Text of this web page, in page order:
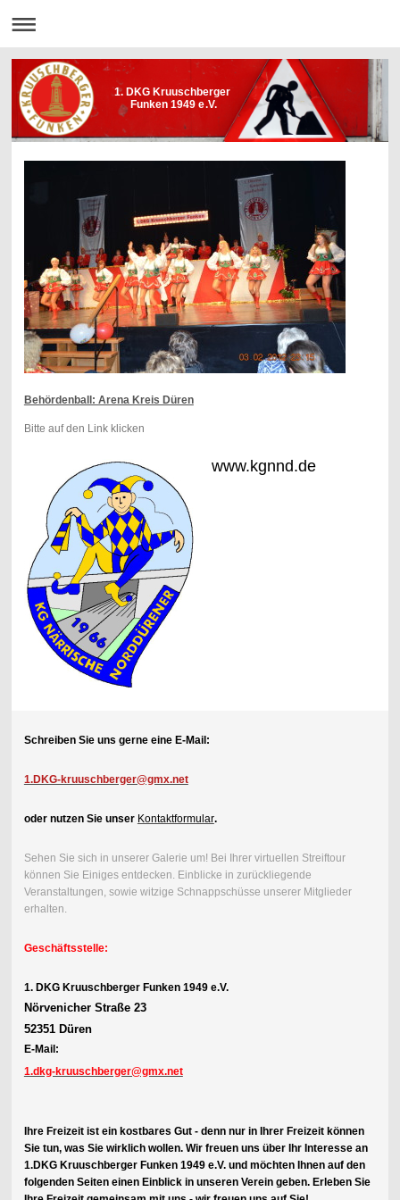
1. DKG Kruuschberger
Funken 1949 e.V.
Behördenball: Arena Kreis Düren
Bitte auf den Link klicken
www.kgnnd.de
Schreiben Sie uns gerne eine E-Mail:
1.DKG-kruuschberger@gmx.net
oder nutzen Sie unser Kontaktformular.
Sehen Sie sich in unserer Galerie um! Bei Ihrer virtuellen Streiftour
können Sie Einiges entdecken. Einblicke in zurückliegende
Veranstaltungen, sowie witzige Schnappschüsse unserer Mitglieder
erhalten.
Geschäftsstelle:
1. DKG Kruuschberger Funken 1949 e.V.
Nörvenicher Straße 23
52351 Düren
E-Mail:
1.dkg-kruuschberger@gmx.net
Ihre Freizeit ist ein kostbares Gut - denn nur in Ihrer Freizeit können
Sie tun, was Sie wirklich wollen. Wir freuen uns über Ihr Interesse an
1.DKG Kruuschberger Funken 1949 e.V. und möchten Ihnen auf den
folgenden Seiten einen Einblick in unseren Verein geben. Erleben Sie